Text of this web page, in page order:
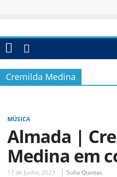
Cremilda Medina
MÚSICA
Almada |
Medina em
17 de Junho, 2023 Sofia Quintas